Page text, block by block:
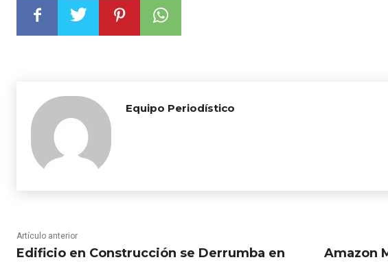
Equipo Periodístico
Artículo anterior
Edificio en Construcción se Derrumba en
Amazon